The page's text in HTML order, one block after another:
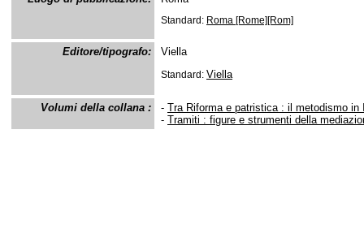
Standard: Roma [Rome][Rom]
Editore/tipografo: Viella
Standard: Viella
Volumi della collana : - Tra Riforma e patristica : il metodismo
- Tramiti : figure e strumenti della